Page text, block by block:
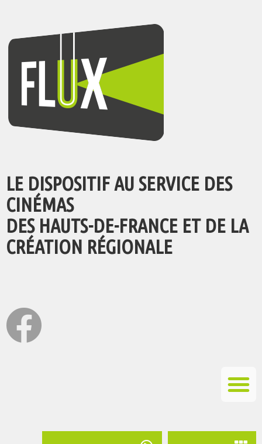
LE DISPOSITIF AU SERVICE DES
CINÉMAS
DES HAUTS-DE-FRANCE ET DE LA
CRÉATION RÉGIONALE